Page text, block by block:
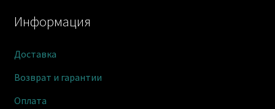
Информация
Доставка
Возврат и гарантии
Оплата